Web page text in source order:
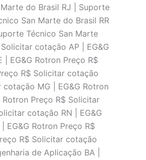
do Brasil RJ | Suporte
San Marte do Brasil RR
Técnico San Marte
cotaçāo AP | EG&G
EG&G Rotron Preço R$
R$ Solicitar cotaçāo
MG | EG&G Rotron
Preço R$ Solicitar
cotaçāo RN | EG&G
EG&G Rotron Preço R$
R$ Solicitar cotaçāo
de Aplicaçāo BA |